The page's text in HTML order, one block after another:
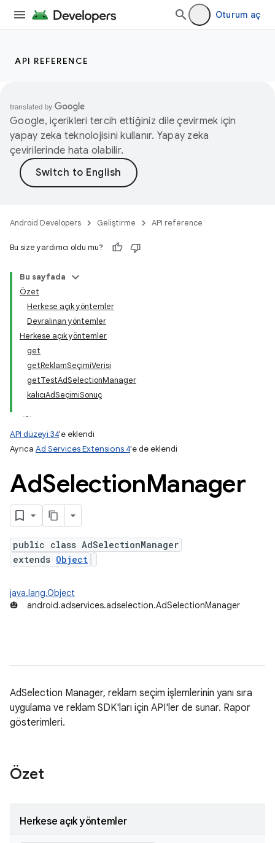
Oturum aç
API REFERENCE
Google, içerikleri tercih ettiğiniz dile çevirmek için
yapay zeka teknolojisini kullanır. Yapay zeka
çevirilerinde hata olabilir.
Android Developers Geliştirme API reference
Bu size yardımcı oldu mu?
Bu sayfada
Özet
Herkese açık yöntemler
Devralınan yöntemler
Herkese açık yöntemler
get
getReklamSeçimiVerisi
getTestAdSelectionManager
kalıcıAdSeçimiSonuç
API düzeyi 34'e eklendi
Ayrıca Ad Services Extensions 4'e de eklendi
AdSelectionManager
public class AdSelectionManager
extends Object
java.lang.Object
🎃
android.adservices.adselection.AdSelectionManager
AdSelection Manager, reklam seçim işlemlerinin yanı sıra
uygulama ve reklam SDK'ları için API'ler de sunar. Rapor
gösterimleri.
Özet
Herkese açık yöntemler